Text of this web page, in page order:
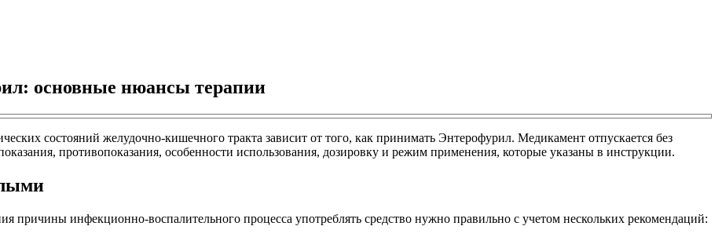
основные нюансы терапии
состояний желудочно-кишечного тракта зависит от того, как принимать Энтерофурил. Медикамент отпускается без
противопоказания, особенности использования, дозировку и режим применения, которые указаны в инструкции.
причины инфекционно-воспалительного процесса употреблять средство нужно правильно с учетом нескольких рекомендаций: